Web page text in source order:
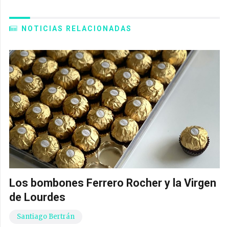
NOTICIAS RELACIONADAS
Los bombones Ferrero Rocher y la Virgen
de Lourdes
Santiago Bertrán